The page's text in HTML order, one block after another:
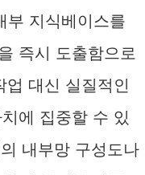
부 지식베이스를
즉시 도출함으로
대신 실질적인
에 집중할 수 있
내부망 구성도나